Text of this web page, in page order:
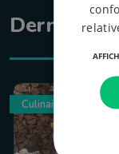
Dernières
Culinaire